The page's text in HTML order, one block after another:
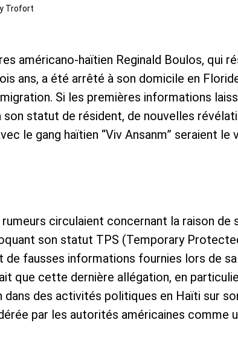
Trofort
américano-haïtien Reginald Boulos, qui
ans, a été arrêté à son domicile en
Si les premières informations
son statut de résident, de nouvelles
le gang haïtien “Viv Ansanm” seraient
circulaient concernant la raison de
son statut TPS (Temporary
de fausses informations fournies lors de
que cette dernière allégation, en
des activités politiques en Haïti sur
par les autorités américaines comme